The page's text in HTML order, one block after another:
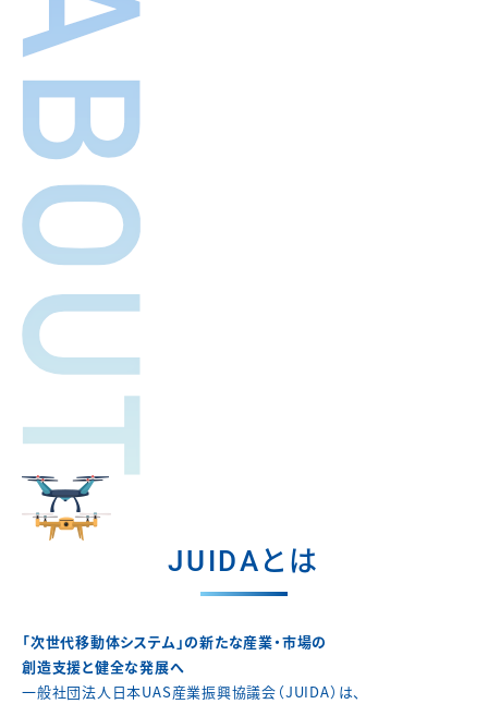
JUIDAとは
「次世代移動体システム」の新たな産業・市場の
創造支援と健全な発展へ
一般社団法人日本UAS産業振興協議会（JUIDA）は、